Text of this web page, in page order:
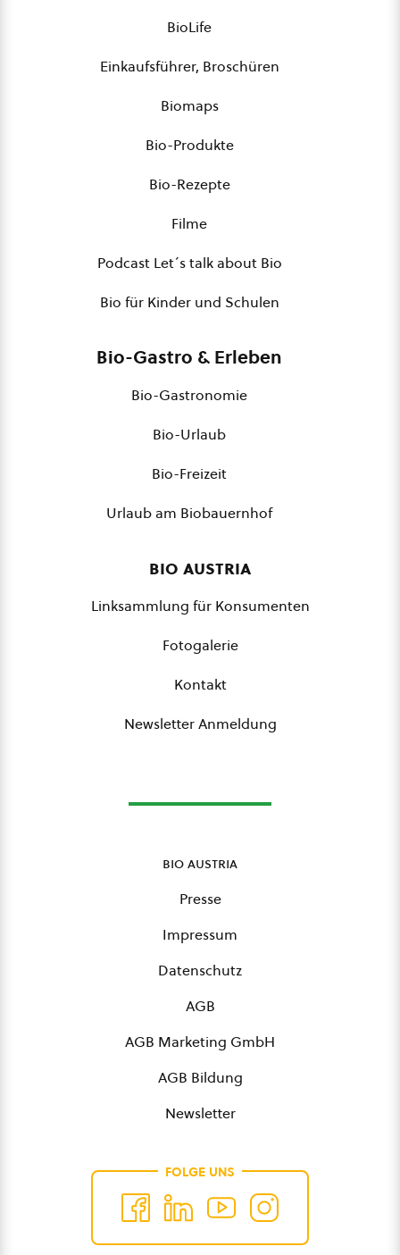
BioLife
Einkaufsführer, Broschüren
Biomaps
Bio-Produkte
Bio-Rezepte
Filme
Podcast Let´s talk about Bio
Bio für Kinder und Schulen
Bio-Gastro & Erleben
Bio-Gastronomie
Bio-Urlaub
Bio-Freizeit
Urlaub am Biobauernhof
bio austria
Linksammlung für Konsumenten
Fotogalerie
Kontakt
Newsletter Anmeldung
bio austria
Presse
Impressum
Datenschutz
AGB
AGB Marketing GmbH
AGB Bildung
Newsletter
FOLGE UNS